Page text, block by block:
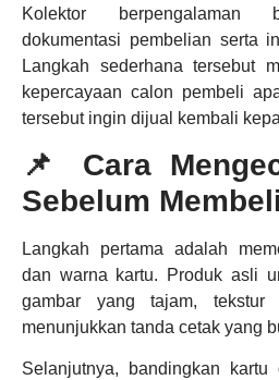
Kolektor berpengalaman
dokumentasi pembelian serta
Langkah sederhana tersebut
kepercayaan calon pembeli
tersebut ingin dijual kembali
📌 Cara
Sebelum Membeli
Langkah pertama adalah
dan warna kartu. Produk asli
gambar yang tajam, tekstur
menunjukkan tanda cetak yang
Selanjutnya, bandingkan kartu